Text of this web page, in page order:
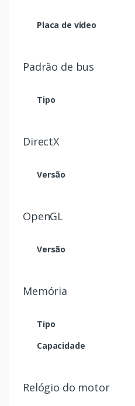
Placa de vídeo
Padrão de bus
Tipo
DirectX
Versão
OpenGL
Versão
Memória
Tipo
Capacidade
Relógio do motor